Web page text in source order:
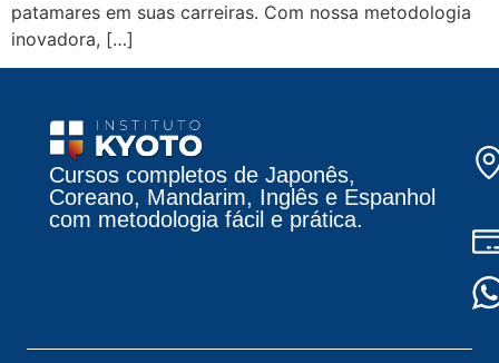
patamares em suas carreiras. Com nossa metodologia
inovadora, […]
Cursos completos de Japonês,
Coreano, Mandarim, Inglês e Espanhol
com metodologia fácil e prática.